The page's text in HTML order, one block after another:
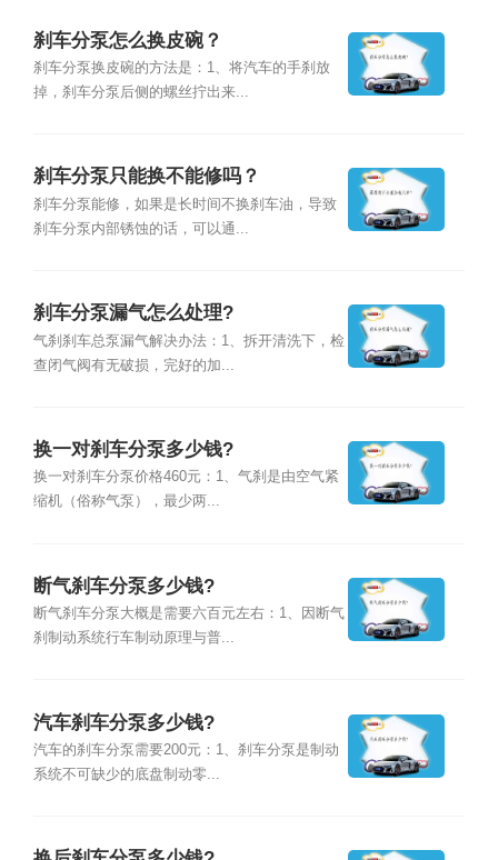
刹车分泵怎么换皮碗？
刹车分泵换皮碗的方法是：1、将汽车的手刹放
掉，刹车分泵后侧的螺丝拧出来...
刹车分泵只能换不能修吗？
刹车分泵能修，如果是长时间不换刹车油，导致
刹车分泵内部锈蚀的话，可以通...
刹车分泵漏气怎么处理?
气刹刹车总泵漏气解决办法：1、拆开清洗下，检
查闭气阀有无破损，完好的加...
换一对刹车分泵多少钱?
换一对刹车分泵价格460元：1、气刹是由空气紧
缩机（俗称气泵），最少两...
断气刹车分泵多少钱?
断气刹车分泵大概是需要六百元左右：1、因断气
刹制动系统行车制动原理与普...
汽车刹车分泵多少钱?
汽车的刹车分泵需要200元：1、刹车分泵是制动
系统不可缺少的底盘制动零...